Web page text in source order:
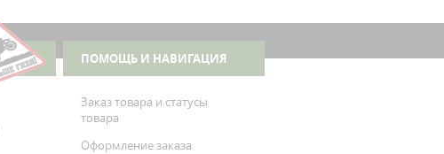
ПОМОЩЬ И НАВИГАЦИЯ
Заказ товара и статусы
товара
Оформление заказа